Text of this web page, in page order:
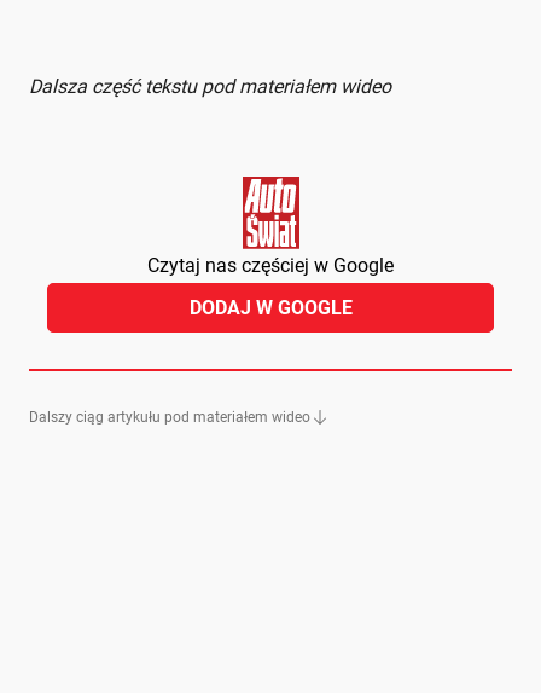
Dalsza część tekstu pod materiałem wideo
Czytaj nas częściej w Google
DODAJ W GOOGLE
Dalszy ciąg artykułu pod materiałem wideo